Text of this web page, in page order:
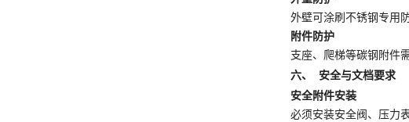
外壁可涂刷不锈钢专用
附件防护
支座、爬梯等碳钢附件
六、 安全与文档要求
安全附件安装
必须安装安全阀、压力